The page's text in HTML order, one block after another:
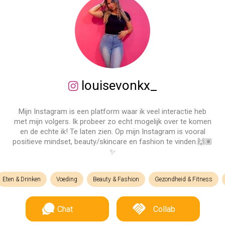
louisevonkx_
Mijn Instagram is een platform waar ik veel interactie heb
met mijn volgers. Ik probeer zo echt mogelijk over te komen
en de echte ik! Te laten zien. Op mijn Instagram is vooral
positieve mindset, beauty/skincare en fashion te vinden.🙌🏽
✨
Eten & Drinken Voeding Beauty & Fashion Gezondheid & Fitness
Chat Collab